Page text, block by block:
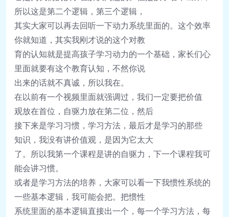
所以这是第二个逻辑 ，第三个逻辑 ，
其实大家可以再去回听一下动力系统里面的。 这个效率
你就知道， 其实我刚才说的这个对教
育的认知就是提高孩子学习动力的一个基础 ， 家长们心
里面就要有这个教育认知， 不然你说
出来的话就不真诚 ，所以我在。
在以前有一个视频里面就强调过 ，我们一定要把价值
观放在首位，自驱力放在第二位，然后
接下来是学习习惯 ，学习方法，最后才是学习的那些
知识 ，我没有讲价值观 ，是因为它太大
了。所以我第一个课程是讲的自驱力，下一个课程我可
能会讲习惯。
或者是学习方法的培养，大家可以看一下我惯性系统的
一些基本逻辑 ，我可能会把。把惯性
系统里面的基本逻辑直接出一个，每一个学习方法，每